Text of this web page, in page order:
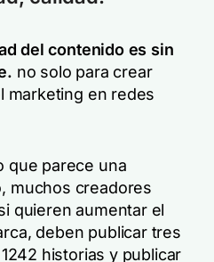
del contenido es sin
no solo para crear
marketing en redes
que parece una
muchos creadores
quieren aumentar el
deben publicar tres
historias y publicar